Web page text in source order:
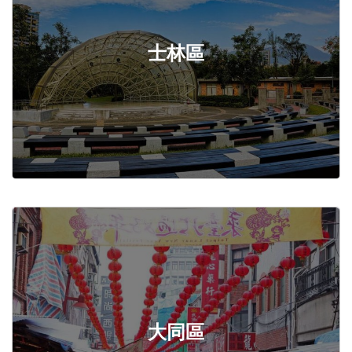
士林區
大同區